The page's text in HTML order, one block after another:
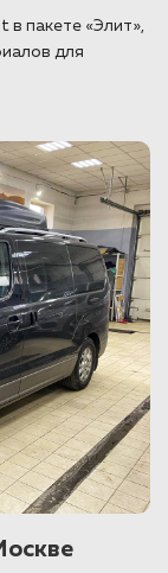
в пакете «Элит»,
для